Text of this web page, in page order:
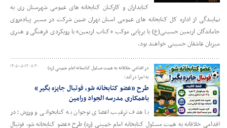
کتابداران و کارکنان کتابخانه های عمومی شهرستان ری به
نمایندگی از اداره کل کتابخانه های عمومی استان تهران ضمن شرکت در مسیر پیاده‌روی
جاماندگان اربعین حسینی(ع) با برپایی موکب «کتاب اربعین» با رویکردی فرهنگی و هنری
میزبان عاشقان حسینی خواهند بود.
۱۴۰۵-۰۵-۱۲ ۰۸:۳۰
در اقدامی خلاقانه به همت مسئول کتابخانه امام خمینی (ره)
به اجرا در آمد؛
طرح «عضو کتابخانه شو، فوتبال جایزه بگیر»
باهمکاری مدرسه الجواد ورامین
با هدف ترغیب اعضای نوجوان به کتابخوانی و ورزش؛ در
اقدامی خلاقانه به همت مسئول کتابخانه امام خمینی (ره) طرح «عضو کتابخانه شو، فوتبال